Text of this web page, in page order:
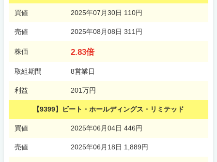
買値 2025年07月30日 110円
売値 2025年08月08日 311円
株価 2.83倍
取組期間 8営業日
利益 201万円
【9399】ビート・ホールディングス・リミテッド
買値 2025年06月04日 446円
売値 2025年06月18日 1,889円